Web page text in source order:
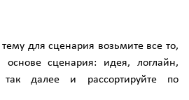
для сценария возьмите все то,
сценария: идея, логлайн,
далее и рассортируйте по